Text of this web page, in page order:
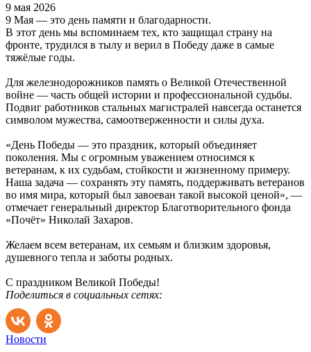
9 мая 2026
9 Мая — это день памяти и благодарности.
В этот день мы вспоминаем тех, кто защищал страну на
фронте, трудился в тылу и верил в Победу даже в самые
тяжёлые годы.
Для железнодорожников память о Великой Отечественной
войне — часть общей истории и профессиональной судьбы.
Подвиг работников стальных магистралей навсегда останется
символом мужества, самоотверженности и силы духа.
«День Победы — это праздник, который объединяет
поколения. Мы с огромным уважением относимся к
ветеранам, к их судьбам, стойкости и жизненному примеру.
Наша задача — сохранять эту память, поддерживать ветеранов
во имя мира, который был завоеван такой высокой ценой», —
отмечает генеральный директор Благотворительного фонда
«Почёт» Николай Захаров.
Желаем всем ветеранам, их семьям и близким здоровья,
душевного тепла и заботы родных.
С праздником Великой Победы!
Поделиться в социальных сетях:
Новости